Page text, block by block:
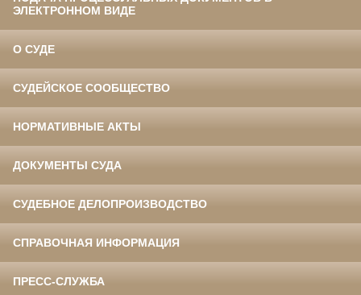
ЭЛЕКТРОННОМ ВИДЕ
О СУДЕ
СУДЕЙСКОЕ СООБЩЕСТВО
НОРМАТИВНЫЕ АКТЫ
ДОКУМЕНТЫ СУДА
СУДЕБНОЕ ДЕЛОПРОИЗВОДСТВО
СПРАВОЧНАЯ ИНФОРМАЦИЯ
ПРЕСС-СЛУЖБА